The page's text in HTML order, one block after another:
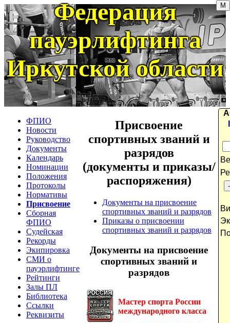
Федерация
пауэрлифтинга
Иркутской области
ФПИО
Новости
Руководство
Документы
Календарь
Номинации
Положения
Протоколы
Нормативы
Присвоение
Сборная
ФПИО
Судейская
Рекорды
Экипировка
СМИ о
пауэрлифтинге
Рейтинги
Залы ПЛ
Библиотека
Ссылки
Реквизиты
Присвоение
спортивных званий и
разрядов
(документы и приказы/
распоряжения)
Документы на присвоение
спортивных званий и разрядов
Приказы о присвоении
спортивных званий и разрядов
Документы на присвоение
спортивных званий и
разрядов
Мастер спорта России
международного класса